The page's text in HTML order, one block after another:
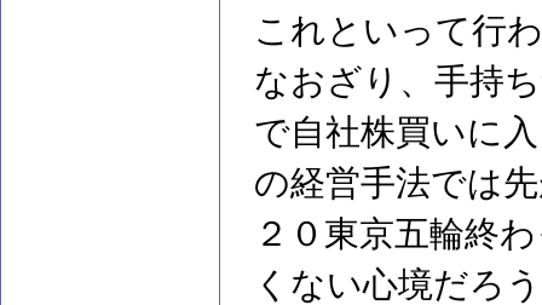
これといって行
なおざり、手持
で自社株買いに
の経営手法では
２０東京五輪終
くない心境だろ